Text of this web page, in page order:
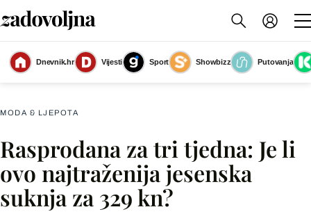
Dnevnik.hr Vijesti Sport Showbizz Putovanja
Najtraženija jesenska suknja iz Marks & Spencera - 4 (Foto: Marks &
Spencer)
MODA & LJEPOTA
Rasprodana za tri tjedna: Je li
ovo najtraženija jesenska
suknja za 329 kn?
Facebook
X